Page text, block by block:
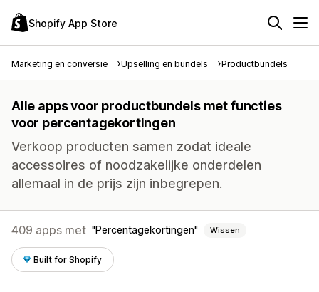
Shopify App Store
Marketing en conversie Upselling en bundels Productbundels
Alle apps voor productbundels met functies
voor percentagekortingen
Verkoop producten samen zodat ideale
accessoires of noodzakelijke onderdelen
allemaal in de prijs zijn inbegrepen.
409 apps met Percentagekortingen Wissen
Built for Shopify